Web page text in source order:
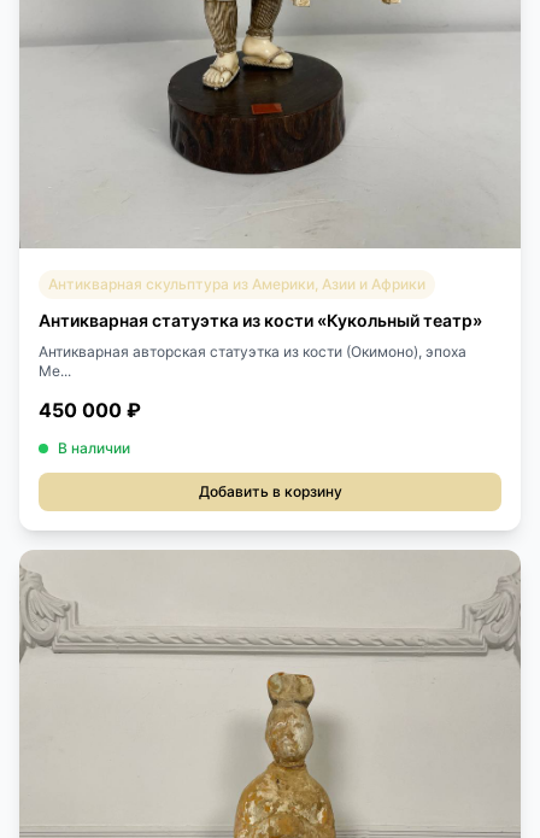
Антикварная скульптура из Америки, Азии и Африки
Антикварная статуэтка из кости «Кукольный театр»
Антикварная авторская статуэтка из кости (Окимоно), эпоха
Ме...
450 000 ₽
В наличии
Добавить в корзину